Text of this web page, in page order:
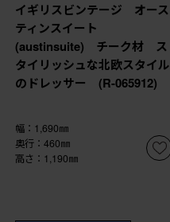
イギリスビンテージ オース
ティンスイート
(austinsuite) チーク材 ス
タイリッシュな北欧スタイル
のドレッサー (R-065912)
幅：1,690㎜
奥行：460㎜
高さ：1,190㎜